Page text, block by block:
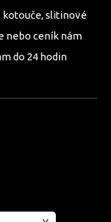
kotouče, slitinové
nebo ceník nám
do 24 hodin